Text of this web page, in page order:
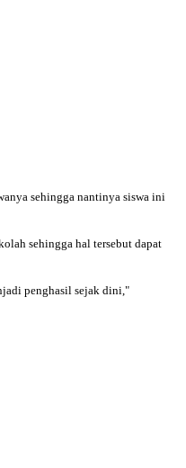
sehingga nantinya siswa ini
sehingga hal tersebut dapat
penghasil sejak dini,"